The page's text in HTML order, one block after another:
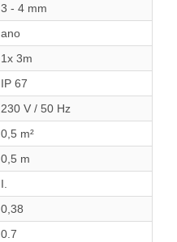
3 - 4 mm
ano
1x 3m
IP 67
230 V / 50 Hz
0,5 m²
0,5 m
I.
0,38
0.7